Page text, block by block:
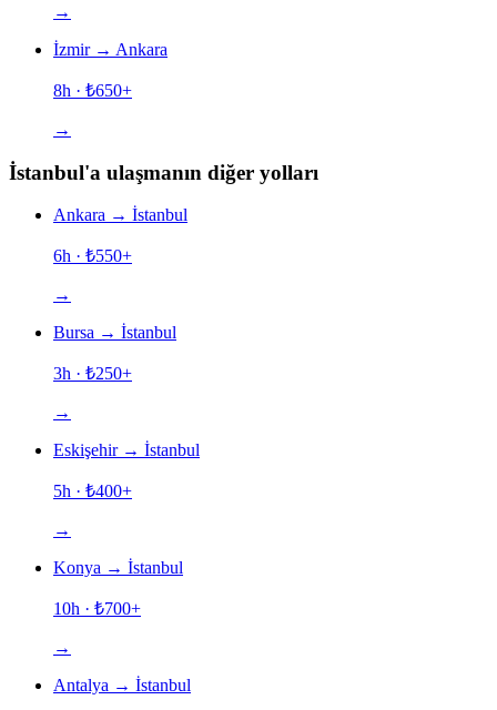
→
İzmir→ Ankara
8h · ₺650+
→
İstanbul'a ulaşmanın diğer yolları
Ankara → İstanbul
6h · ₺550+
→
Bursa → İstanbul
3h · ₺250+
→
Eskişehir→ İstanbul
5h · ₺400+
→
Konya → İstanbul
10h · ₺700+
→
Antalya → İstanbul